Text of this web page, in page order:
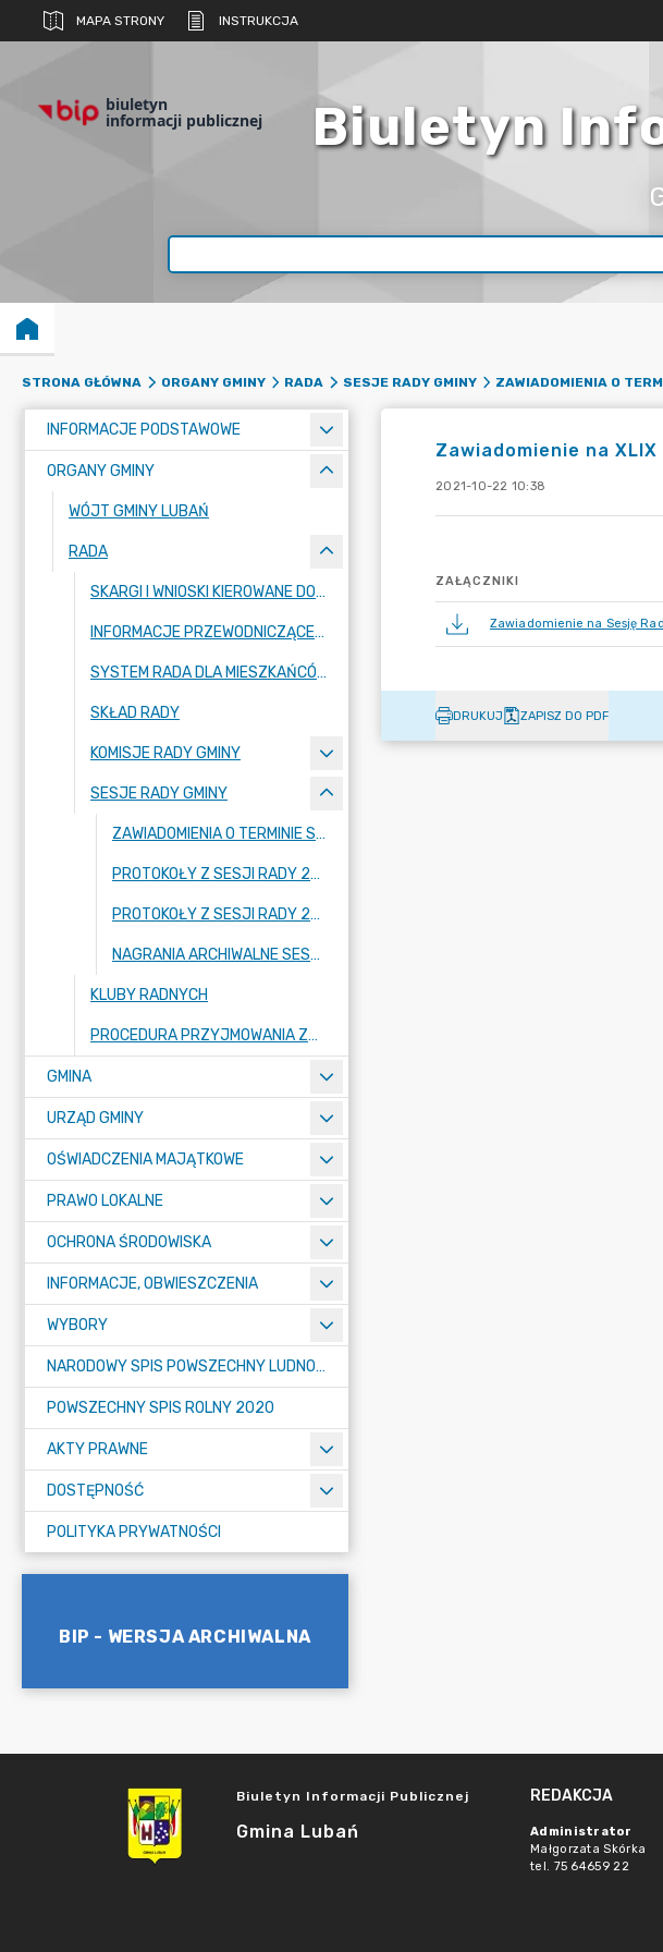
MAPA STRONY INSTRUKCJA
biuletyn
informacji publicznej Biuletyn
STRONA GŁÓWNA ORGANY GMINY RADA SESJE RADY GMINY ZAWIADOMIENIA O
INFORMACJE PODSTAWOWE
ORGANY GMINY
WÓJT GMINY LUBAŃ
RADA
SKARGI I WNIOSKI KIEROWANE DO RADY GMINY LUBAŃ
INFORMACJE PRZEWODNICZĄCEJ RADY GMINY
SYSTEM RADA DLA MIESZKAŃCÓW
SKŁAD RADY
KOMISJE RADY GMINY
SESJE RADY GMINY
ZAWIADOMIENIA O TERMINIE SESJI
PROTOKOŁY Z SESJI RADY 2024-2029
PROTOKOŁY Z SESJI RADY 2018-2023
NAGRANIA ARCHIWALNE SESJI RADY GMINY LUBAŃ
KLUBY RADNYCH
PROCEDURA PRZYJMOWANIA ZGŁOSZEŃ ZEWNĘTRZNYCH PRZEZ RADĘ GMINY LUBAŃ
GMINA
URZĄD GMINY
OŚWIADCZENIA MAJĄTKOWE
PRAWO LOKALNE
OCHRONA ŚRODOWISKA
INFORMACJE, OBWIESZCZENIA
WYBORY
NARODOWY SPIS POWSZECHNY LUDNOŚCI I MIESZKAŃ W 2021
POWSZECHNY SPIS ROLNY 2020
AKTY PRAWNE
DOSTĘPNOŚĆ
POLITYKA PRYWATNOŚCI
BIP - WERSJA ARCHIWALNA
Zawiadomienie na
2021-10-22 10:38
ZAŁĄCZNIKI
Zawiadomienie na Sesję
DRUKUJ ZAPISZ DO PDF
Biuletyn Informacji Publicznej
Gmina Lubań
REDAKCJA
Administrator
Małgorzata Skórka
tel. 75 64659 22